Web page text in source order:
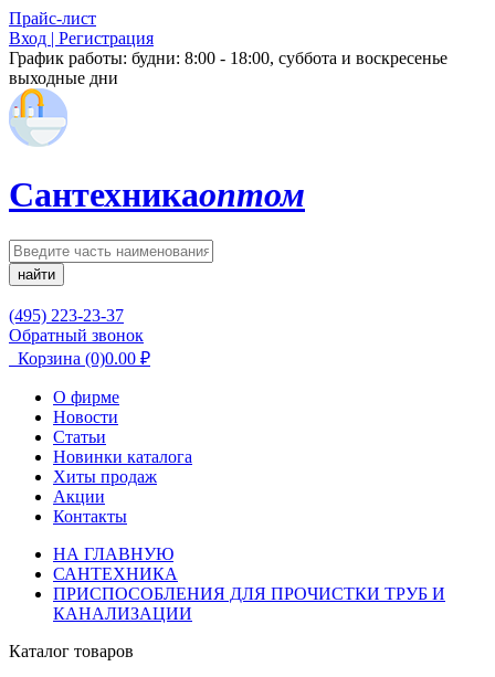
Прайс-лист
Вход | Регистрация
График работы: будни: 8:00 - 18:00, суббота и воскресенье
выходные дни
Сантехникаоптом
найти
(495) 223-23-37
Обратный звонок
Корзина (0)0.00 ₽
О фирме
Новости
Статьи
Новинки каталога
Хиты продаж
Акции
Контакты
НА ГЛАВНУЮ
САНТЕХНИКА
ПРИСПОСОБЛЕНИЯ ДЛЯ ПРОЧИСТКИ ТРУБ И
КАНАЛИЗАЦИИ
Каталог товаров